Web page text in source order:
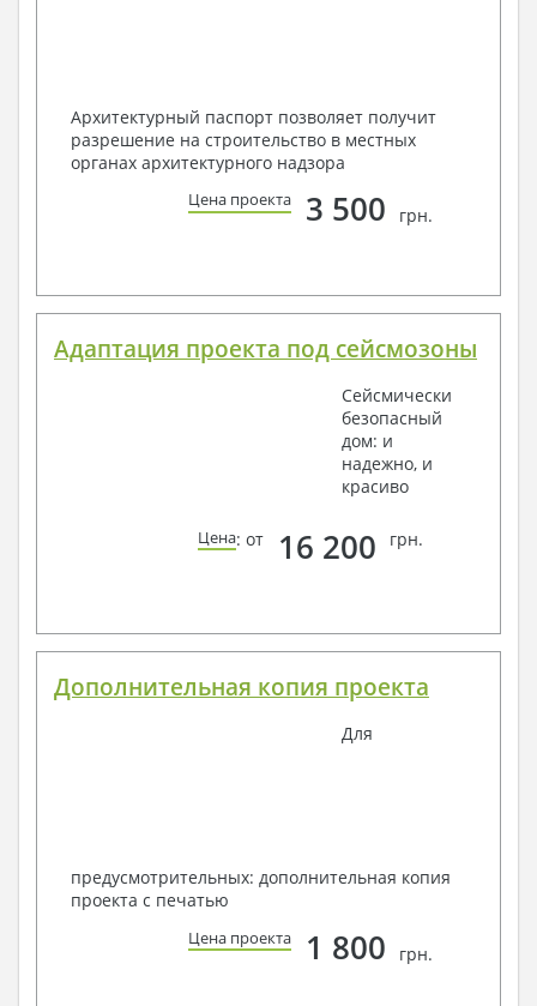
Архитектурный паспорт позволяет получит
разрешение на строительство в местных
органах архитектурного надзора
Цена проекта 3 500 грн.
Адаптация проекта под сейсмозоны
Сейсмически
безопасный
дом: и
надежно, и
красиво
Цена: от 16 200 грн.
Дополнительная копия проекта
Для
предусмотрительных: дополнительная копия
проекта с печатью
Цена проекта 1 800 грн.